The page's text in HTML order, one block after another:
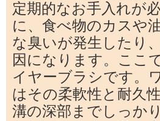
定期的なお手入れが
に、食べ物のカスや
な臭いが発生したり
因になります。ここ
イヤーブラシです。
はその柔軟性と耐久
溝の深部までしっか